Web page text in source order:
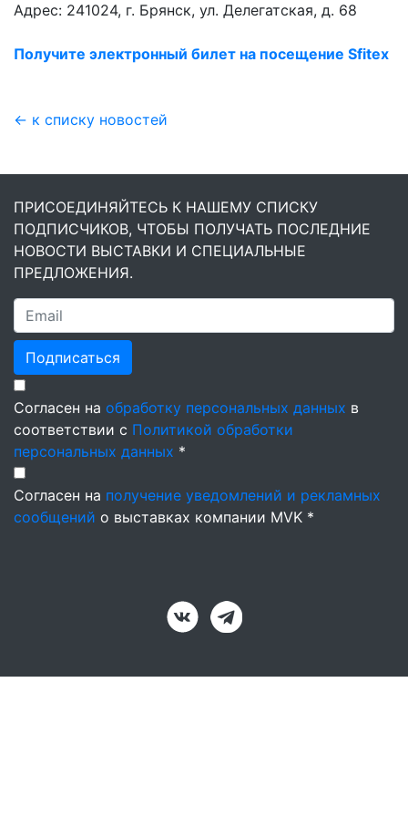
Адрес: 241024, г. Брянск, ул. Делегатская, д. 68
Получите электронный билет на посещение Sfitex
← к списку новостей
ПРИСОЕДИНЯЙТЕСЬ К НАШЕМУ СПИСКУ
ПОДПИСЧИКОВ, ЧТОБЫ ПОЛУЧАТЬ ПОСЛЕДНИЕ
НОВОСТИ ВЫСТАВКИ И СПЕЦИАЛЬНЫЕ
ПРЕДЛОЖЕНИЯ.
Подписаться
Согласен на обработку персональных данных в
соответствии с Политикой обработки
персональных данных *
Согласен на получение уведомлений и рекламных
сообщений о выставках компании MVK *